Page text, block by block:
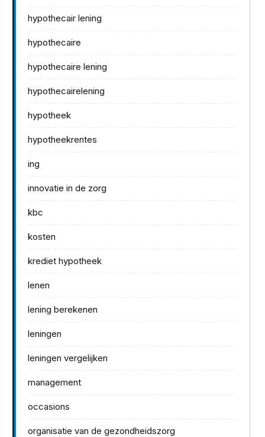
hypothecair lening
hypothecaire
hypothecaire lening
hypothecairelening
hypotheek
hypotheekrentes
ing
innovatie in de zorg
kbc
kosten
krediet hypotheek
lenen
lening berekenen
leningen
leningen vergelijken
management
occasions
organisatie van de gezondheidszorg